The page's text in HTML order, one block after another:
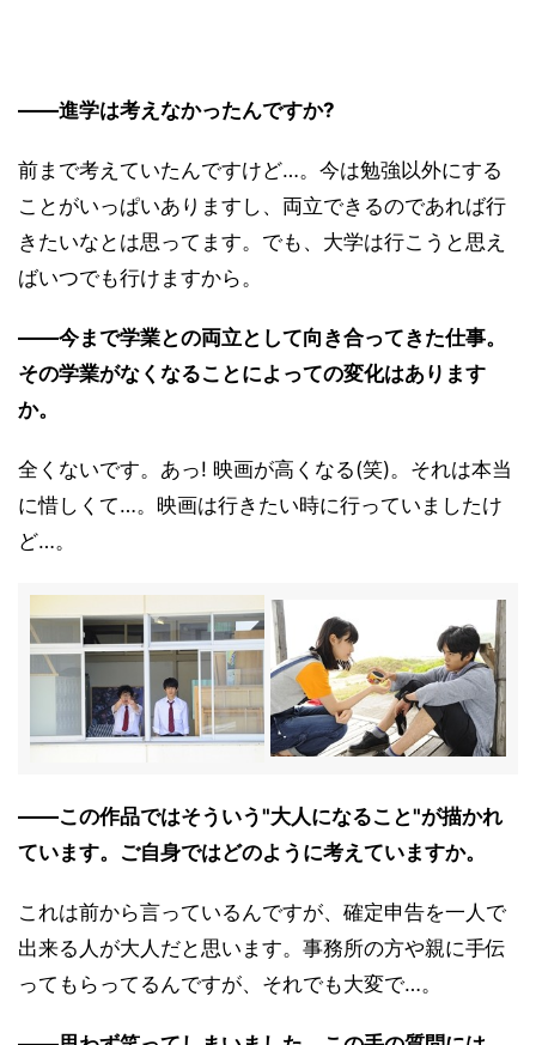
――進学は考えなかったんですか?
前まで考えていたんですけど…。今は勉強以外にする
ことがいっぱいありますし、両立できるのであれば行
きたいなとは思ってます。でも、大学は行こうと思え
ばいつでも行けますから。
――今まで学業との両立として向き合ってきた仕事。
その学業がなくなることによっての変化はあります
か。
全くないです。あっ! 映画が高くなる(笑)。それは本当
に惜しくて…。映画は行きたい時に行っていましたけ
ど…。
――この作品ではそういう"大人になること"が描かれ
ています。ご自身ではどのように考えていますか。
これは前から言っているんですが、確定申告を一人で
出来る人が大人だと思います。事務所の方や親に手伝
ってもらってるんですが、それでも大変で…。